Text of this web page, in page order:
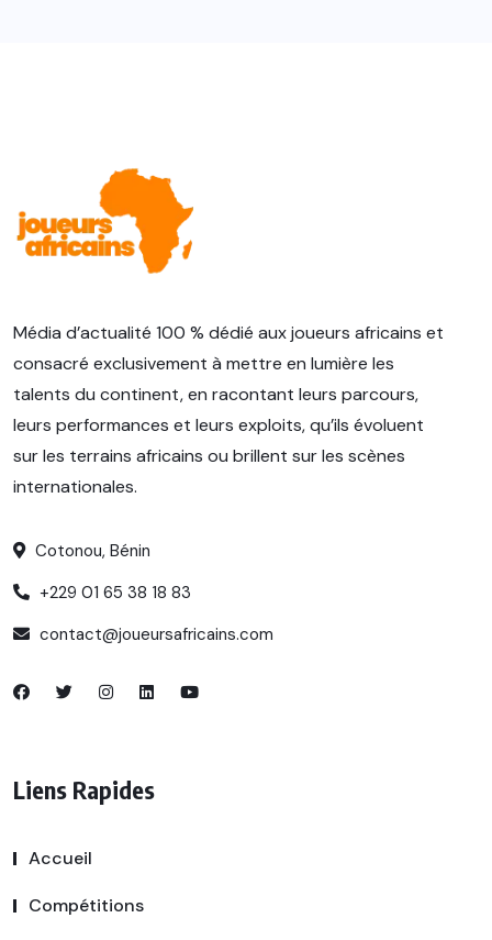
Média d’actualité 100 % dédié aux joueurs africains et
consacré exclusivement à mettre en lumière les
talents du continent, en racontant leurs parcours,
leurs performances et leurs exploits, qu’ils évoluent
sur les terrains africains ou brillent sur les scènes
internationales.
Cotonou, Bénin
+229 01 65 38 18 83
contact@joueursafricains.com
Liens Rapides
Accueil
Compétitions